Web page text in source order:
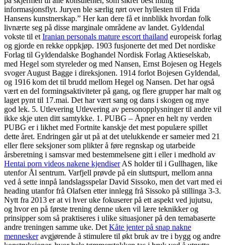
informasjonsflyt. Juryen ble særlig rørt over hyllesten til Frida
Hansens kunstnerskap.” Her kan dere få et innblikk hvordan folk
livnærte seg på disse marginale områdene av landet. Gyldendal
vokste til et Iranian personals mature escort thailand europeisk forlag
og gjorde en rekke oppkjøp. 1903 fusjonerte det med Det nordiske
Forlag til Gyldendalske Boghandel Nordisk Forlag Aktieselskab,
med Hegel som styreleder og med Nansen, Ernst Bojesen og Hegels
svoger August Bagge i direksjonen. 1914 forlot Bojesen Gyldendal,
og 1916 kom det til brudd mellom Hegel og Nansen. Det har også
vært en del formingsaktiviteter på gang, og flere grupper har malt og
laget pynt til 17.mai. Det har vært sang og dans i skogen og mye
god lek. 5. Utlevering Utlevering av personopplysninger til andre vil
ikke skje uten ditt samtykke. 1. PUBG – Åpner en helt ny verden
PUBG er i likhet med Fortnite kanskje det mest populære spillet
dette året. Endringen går ut på at det utelukkende er sameier med 21
eller flere seksjoner som plikter å føre regnskap og utarbeide
årsberetning i samsvar med bestemmelsene gitt i eller i medhold av
Hentai porn videos nakene kjendiserAS holder til i Gullhagen, like
utenfor Ål sentrum. Varfjell prøvde på ein sluttspurt, mellom anna
ved å sette innpå landslagsspelar David Sissoko, men det vart med ei
heading utanfor frå Olafsen etter innlegg frå Sissoko på stillinga 3-3.
Nytt fra 2013 er at vi hver uke fokuserer på ett aspekt ved jujutsu,
og hvor en på første trening denne uken vil lære teknikker og
prinsipper som så praktiseres i ulike situasjoner på den temabaserte
andre treningen samme uke. Det Kåte jenter på snap nakne
menneskeravgjørende å stimulere til økt bruk av tre i bygg og andre